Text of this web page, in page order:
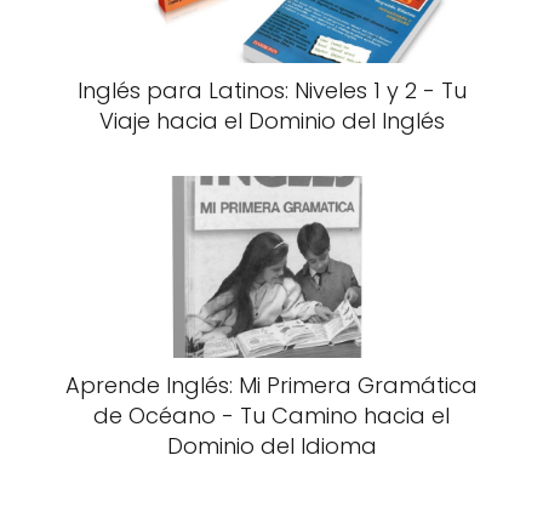
Inglés para Latinos: Niveles 1 y 2 - Tu
Viaje hacia el Dominio del Inglés
Aprende Inglés: Mi Primera Gramática
de Océano - Tu Camino hacia el
Dominio del Idioma